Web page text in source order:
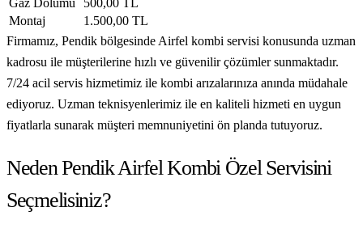
Montaj
1.500,00 TL
Firmamız, Pendik bölgesinde Airfel kombi servisi konusunda uzman
kadrosu ile müşterilerine hızlı ve güvenilir çözümler sunmaktadır.
7/24 acil servis hizmetimiz ile kombi arızalarınıza anında müdahale
ediyoruz. Uzman teknisyenlerimiz ile en kaliteli hizmeti en uygun
fiyatlarla sunarak müşteri memnuniyetini ön planda tutuyoruz.
Neden Pendik Airfel Kombi Özel Servisini
Seçmelisiniz?